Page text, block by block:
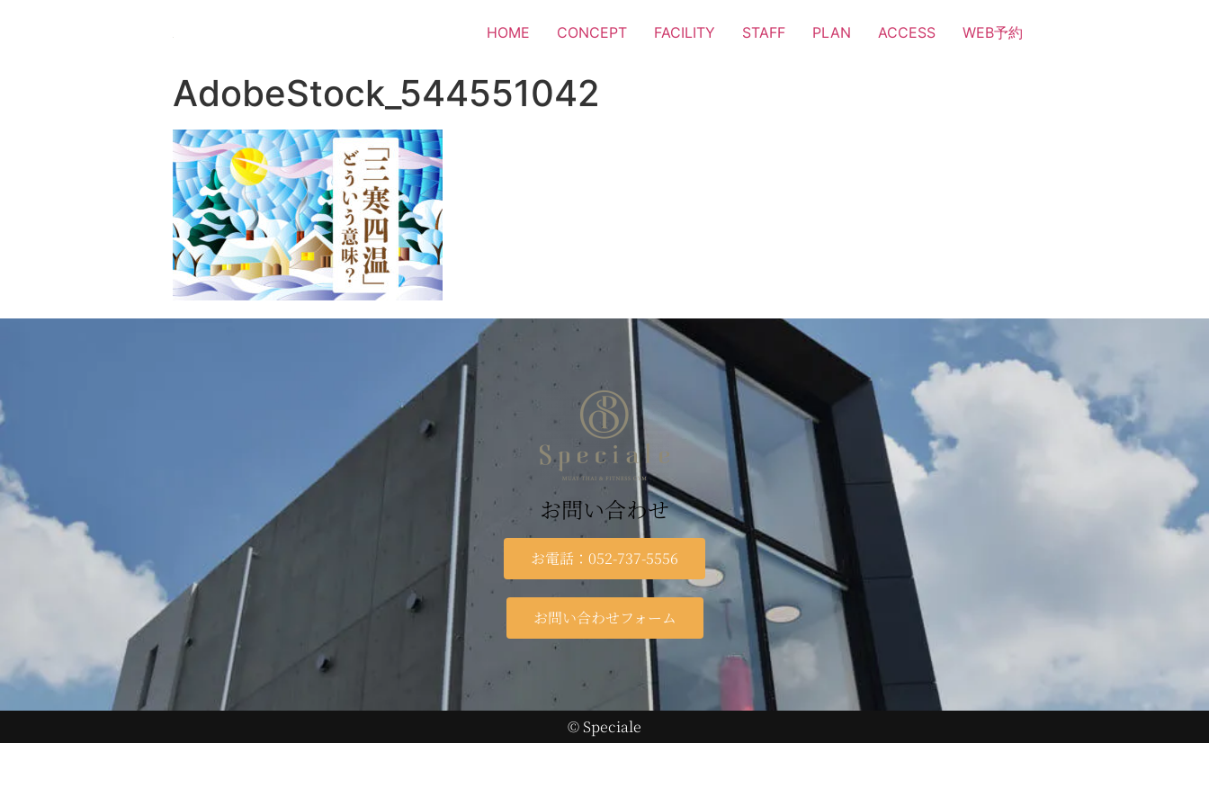
HOME CONCEPT FACILITY STAFF PLAN ACCESS WEB予約
AdobeStock_544551042
お問い合わせ
お電話：052-737-5556
お問い合わせフォーム
© Speciale